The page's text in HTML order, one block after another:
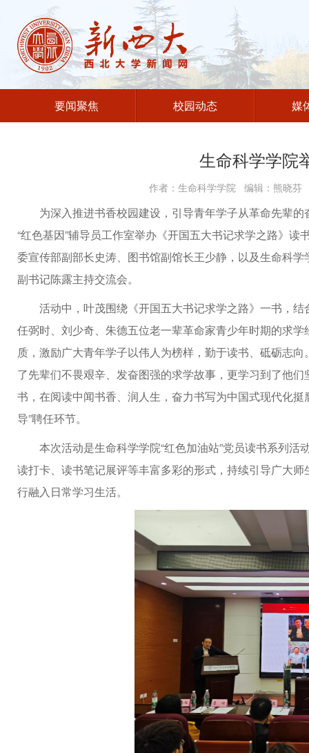
要闻聚焦 校园动态 媒
生命科学学院
作者：生命科学学院 编辑：熊晓
为深入推进书香校园建设，引导青年学子从革命先辈
“红色基因”辅导员工作室举办《开国五大书记求学之路》
委宣传部副部长史涛、图书馆副馆长王少静，以及生命科
副书记陈露主持交流会。
活动中，叶茂围绕《开国五大书记求学之路》一书，
任弼时、刘少奇、朱德五位老一辈革命家青少年时期的求
质，激励广大青年学子以伟人为榜样，勤于读书、砥砺志
了先辈们不畏艰辛、发奋图强的求学故事，更学习到了他
书，在阅读中闻书香、润人生，奋力书写为中国式现代化
导”聘任环节。
本次活动是生命科学学院“红色加油站”党员读书系列
读打卡、读书笔记展评等丰富多彩的形式，持续引导广大
行融入日常学习生活。